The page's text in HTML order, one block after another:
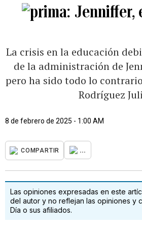
Jenniffer,
La crisis en la educación
de la administración de
pero ha sido todo lo
Rodríguez
8 de febrero de 2025 - 1:00 AM
COMPARTIR ...
Las opiniones expresadas en este
del autor y no reflejan las opiniones y
Día o sus afiliados.